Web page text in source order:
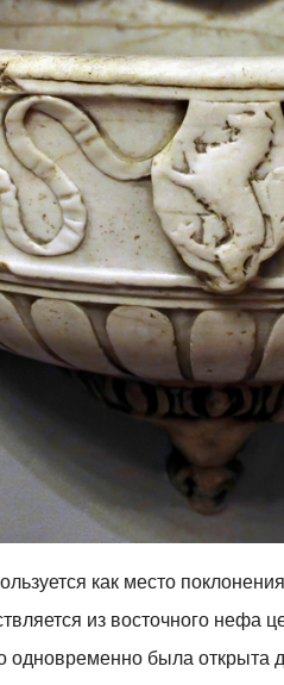
как место
из восточного нефа
была открыта